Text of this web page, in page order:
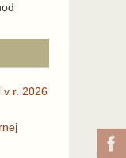
v r. 2026